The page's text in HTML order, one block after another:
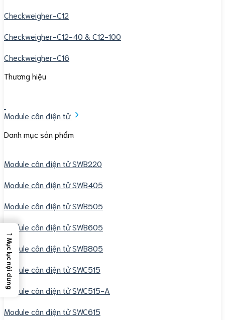
Checkweigher-C12
Checkweigher-C12-40 & C12-100
Checkweigher-C16
Thương hiệu
Module cân điện tử
Danh mục sản phẩm
Module cân điện tử SWB220
Module cân điện tử SWB405
Module cân điện tử SWB505
Module cân điện tử SWB605
Module cân điện tử SWB805
Module cân điện tử SWC515
Module cân điện tử SWC515-A
Module cân điện tử SWC615
→
Mục lục nội dung